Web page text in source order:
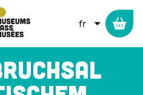
LISTER